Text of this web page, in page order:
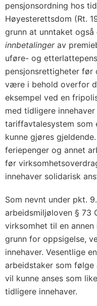
pensjonsordning hos
Høyesterettsdom (Rt.
grunn at unntaket
innbetalingerav
uføre- og
pensjonsrettigheter før
være i behold overfor
eksempel ved en
med tidligere
tariffavtalesystem som
kunne gjøres
feriepenger og annet
før
innehaver solidarisk
Som nevnt under pkt.
arbeidsmiljøloven § 73
virksomhet til en
grunn for oppsigelse,
innehaver. Vesentlige
arbeidstaker som
vil kunne anses som
tidligere innehaver.